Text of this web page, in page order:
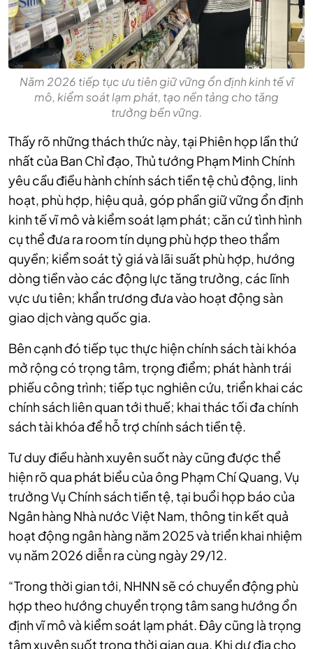
Năm 2026 tiếp tục ưu tiên giữ vững ổn định kinh tế vĩ
mô, kiểm soát lạm phát, tạo nền tảng cho tăng
trưởng bền vững.
Thấy rõ những thách thức này, tại Phiên họp lần thứ
nhất của Ban Chỉ đạo, Thủ tướng Phạm Minh Chính
yêu cầu điều hành chính sách tiền tệ chủ động, linh
hoạt, phù hợp, hiệu quả, góp phần giữ vững ổn định
kinh tế vĩ mô và kiểm soát lạm phát; căn cứ tình hình
cụ thể đưa ra room tín dụng phù hợp theo thẩm
quyền; kiểm soát tỷ giá và lãi suất phù hợp, hướng
dòng tiền vào các động lực tăng trưởng, các lĩnh
vực ưu tiên; khẩn trương đưa vào hoạt động sàn
giao dịch vàng quốc gia.
Bên cạnh đó tiếp tục thực hiện chính sách tài khóa
mở rộng có trọng tâm, trọng điểm; phát hành trái
phiếu công trình; tiếp tục nghiên cứu, triển khai các
chính sách liên quan tới thuế; khai thác tối đa chính
sách tài khóa để hỗ trợ chính sách tiền tệ.
Tư duy điều hành xuyên suốt này cũng được thể
hiện rõ qua phát biểu của ông Phạm Chí Quang, Vụ
trưởng Vụ Chính sách tiền tệ, tại buổi họp báo của
Ngân hàng Nhà nước Việt Nam, thông tin kết quả
hoạt động ngân hàng năm 2025 và triển khai nhiệm
vụ năm 2026 diễn ra cùng ngày 29/12.
“Trong thời gian tới, NHNN sẽ có chuyển động phù
hợp theo hướng chuyển trọng tâm sang hướng ổn
định vĩ mô và kiểm soát lạm phát. Đây cũng là trọng
tâm xuyên suốt trong thời gian qua. Khi dư địa cho